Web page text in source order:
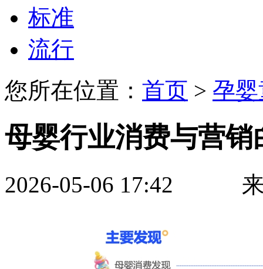
标准
流行
您所在位置： 首页 > 孕
母婴行业消费与营销
2026-05-06 17:42 来